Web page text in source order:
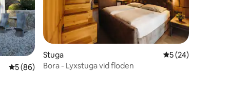
5 av 5 i genomsnittligt betyg, 86 omdömen
5 (86)
Stuga 5 av 5 i
5 (24)
Bora - Lyxstuga vid floden